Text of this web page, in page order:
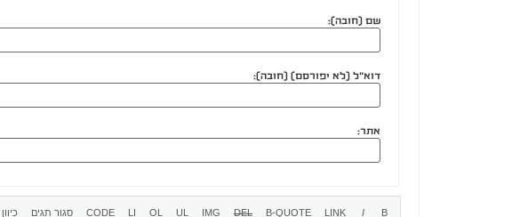
שם (חובה):
דוא"ל (לא יפורסם) (חובה):
אתר: